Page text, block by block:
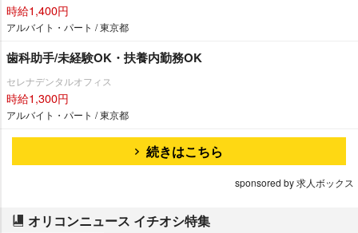
時給1,400円
アルバイト・パート / 東京都
歯科助手/未経験OK・扶養内勤務OK
セレナデンタルオフィス
時給1,300円
アルバイト・パート / 東京都
続きはこちら
sponsored by 求人ボックス
オリコンニュース イチオシ特集